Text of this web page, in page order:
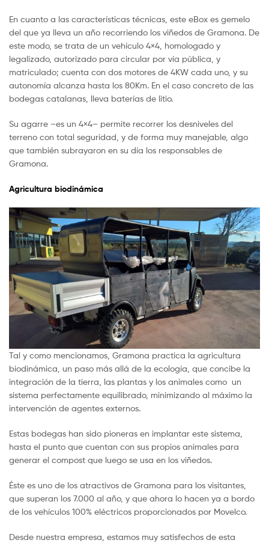
En cuanto a las características técnicas, este eBox es gemelo
del que ya lleva un año recorriendo los viñedos de Gramona. De
este modo, se trata de un vehículo 4×4, homologado y
legalizado, autorizado para circular por vía pública, y
matriculado; cuenta con dos motores de 4KW cada uno, y su
autonomía alcanza hasta los 80Km. En el caso concreto de las
bodegas catalanas, lleva baterías de litio.
Su agarre –es un 4×4– permite recorrer los desniveles del
terreno con total seguridad, y de forma muy manejable, algo
que también subrayaron en su día los responsables de
Gramona.
Agricultura biodinámica
Tal y como mencionamos, Gramona practica la agricultura
biodinámica, un paso más allá de la ecología, que concibe la
integración de la tierra, las plantas y los animales como un
sistema perfectamente equilibrado, minimizando al máximo la
intervención de agentes externos.
Estas bodegas han sido pioneras en implantar este sistema,
hasta el punto que cuentan con sus propios animales para
generar el compost que luego se usa en los viñedos.
Éste es uno de los atractivos de Gramona para los visitantes,
que superan los 7.000 al año, y que ahora lo hacen ya a bordo
de los vehículos 100% eléctricos proporcionados por Movelco.
Desde nuestra empresa, estamos muy satisfechos de esta